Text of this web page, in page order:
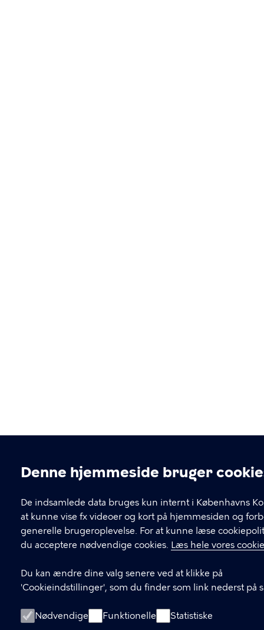
Cookieindstillinger
Denne hjemmeside bruger
De indsamlede data bruges kun internt i Københavns
at kunne vise fx videoer og kort på hjemmesiden og
generelle brugeroplevelse. For at kunne læse
du acceptere nødvendige cookies. Læs hele vores
Du kan ændre dine valg senere ved at klikke på
'Cookieindstillinger', som du finder som link nederst på
Nødvendige Funktionelle Statistiske